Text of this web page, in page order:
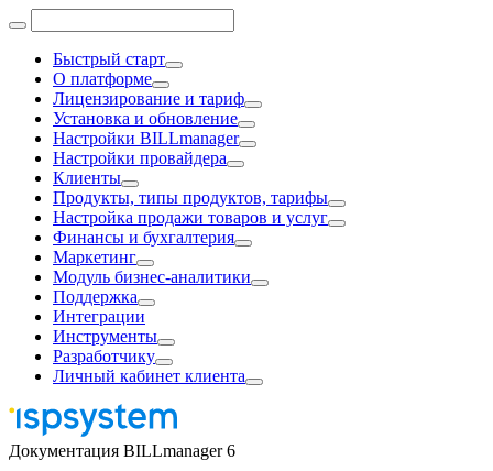
Быстрый старт
О платформе
Лицензирование и тариф
Установка и обновление
Настройки BILLmanager
Настройки провайдера
Клиенты
Продукты, типы продуктов, тарифы
Настройка продажи товаров и услуг
Финансы и бухгалтерия
Маркетинг
Модуль бизнес-аналитики
Поддержка
Интеграции
Инструменты
Разработчику
Личный кабинет клиента
Документация BILLmanager 6